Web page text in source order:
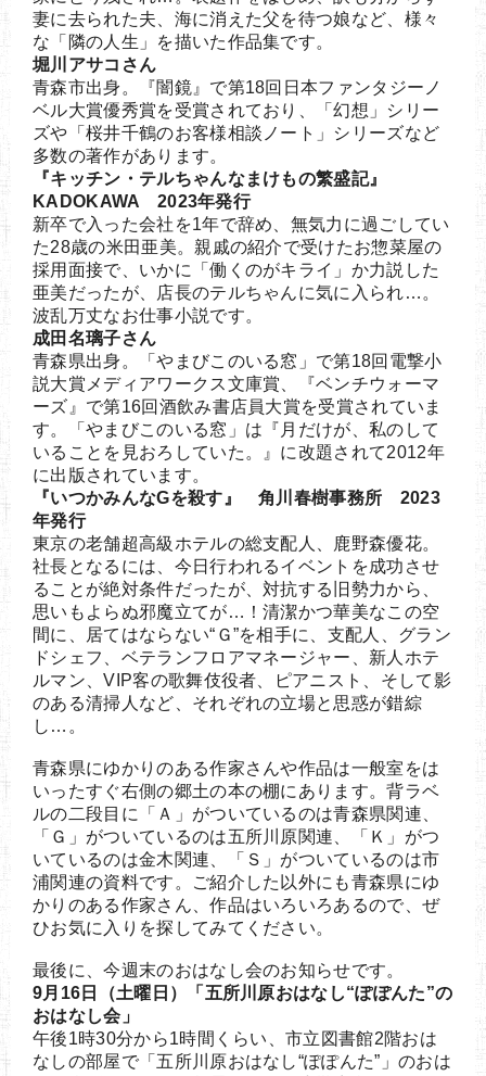
妻に去られた夫、海に消えた父を待つ娘など、様々
な「隣の人生」を描いた作品集です。
堀川アサコさん
青森市出身。『闇鏡』で第18回日本ファンタジーノ
ベル大賞優秀賞を受賞されており、「幻想」シリー
ズや「桜井千鶴のお客様相談ノート」シリーズなど
多数の著作があります。
『キッチン・テルちゃんなまけもの繁盛記』
KADOKAWA 2023年発行
新卒で入った会社を1年で辞め、無気力に過ごしてい
た28歳の米田亜美。親戚の紹介で受けたお惣菜屋の
採用面接で、いかに「働くのがキライ」か力説した
亜美だったが、店長のテルちゃんに気に入られ…。
波乱万丈なお仕事小説です。
成田名璃子さん
青森県出身。「やまびこのいる窓」で第18回電撃小
説大賞メディアワークス文庫賞、『ベンチウォーマ
ーズ』で第16回酒飲み書店員大賞を受賞されていま
す。「やまびこのいる窓」は『月だけが、私のして
いることを見おろしていた。』に改題されて2012年
に出版されています。
『いつかみんなGを殺す』 角川春樹事務所 2023
年発行
東京の老舗超高級ホテルの総支配人、鹿野森優花。
社長となるには、今日行われるイベントを成功させ
ることが絶対条件だったが、対抗する旧勢力から、
思いもよらぬ邪魔立てが…！清潔かつ華美なこの空
間に、居てはならない“Ｇ”を相手に、支配人、グラン
ドシェフ、ベテランフロアマネージャー、新人ホテ
ルマン、VIP客の歌舞伎役者、ピアニスト、そして影
のある清掃人など、それぞれの立場と思惑が錯綜
し…。
青森県にゆかりのある作家さんや作品は一般室をは
いったすぐ右側の郷土の本の棚にあります。背ラベ
ルの二段目に「Ａ」がついているのは青森県関連、
「Ｇ」がついているのは五所川原関連、「Ｋ」がつ
いているのは金木関連、「Ｓ」がついているのは市
浦関連の資料です。ご紹介した以外にも青森県にゆ
かりのある作家さん、作品はいろいろあるので、ぜ
ひお気に入りを探してみてください。
最後に、今週末のおはなし会のお知らせです。
9月16日（土曜日）「五所川原おはなし“ぽぽんた”の
おはなし会」
午後1時30分から1時間くらい、市立図書館2階おは
なしの部屋で「五所川原おはなし“ぽぽんた”」のおは